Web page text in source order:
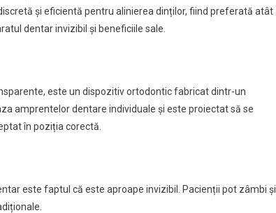
și eficientă pentru alinierea dinților, fiind preferată atât
dentar invizibil și beneficiile sale.
este un dispozitiv ortodontic fabricat dintr-un
amprentelor dentare individuale și este proiectat să se
în poziția corectă.
este faptul că este aproape invizibil. Pacienții pot zâmbi și